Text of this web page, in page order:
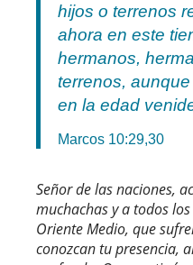
hijos o terrenos
ahora en este
hermanos,
terrenos,
en la edad
Marcos 10:29,30
Señor de las naciones,
muchachas y a todos
Oriente Medio, que
conozcan tu presencia,